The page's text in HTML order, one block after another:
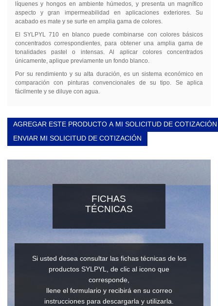
líquenes y hongos en ambiente húmedos, y presenta un magnífico
aspecto y gran impermeabilidad en aplicaciones exteriores. Su
acabado es mate y se surte en amplia gama de colores.
El SYLPYL 710 en blanco puede combinarse con colores básicos
concentrados correspondientes, para obtener una amplia gama de
tonalidades pastel o intensas. Al aplicar colores concentrados
únicamente, aplique previamente un fondo blanco.
Por su rendimiento y su alta duración, es un sistema económico en
comparación con pinturas convencionales de su tipo. Se aplica
fácilmente y se diluye con agua.
AGREGAR ESTE PRODUCTO A MI SOLICITUD DE COTIZACIÓN
ENVIAR MI SOLICITUD DE COTIZACIÓN
FICHAS
TÉCNICAS
Si usted desea consultar las fichas técnicas de los
productos SYLPYL, de clic al icono que
corresponde,
llene el formulario y recibirá en su correo
instrucciones para descargarla y utilizarla.